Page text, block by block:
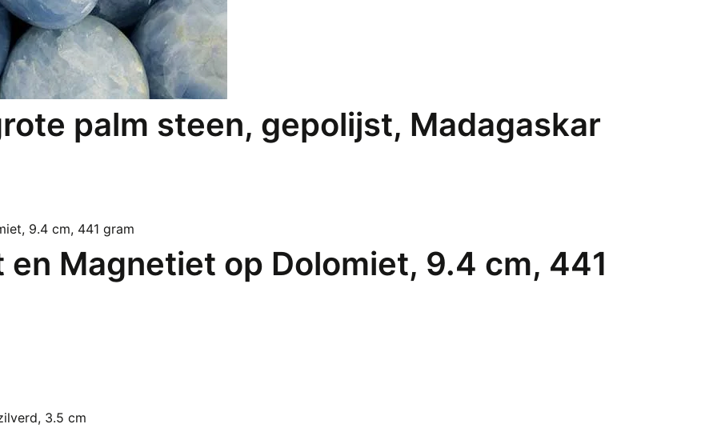
palm steen, gepolijst, Madagaskar
Magnetiet op Dolomiet, 9.4 cm, 441